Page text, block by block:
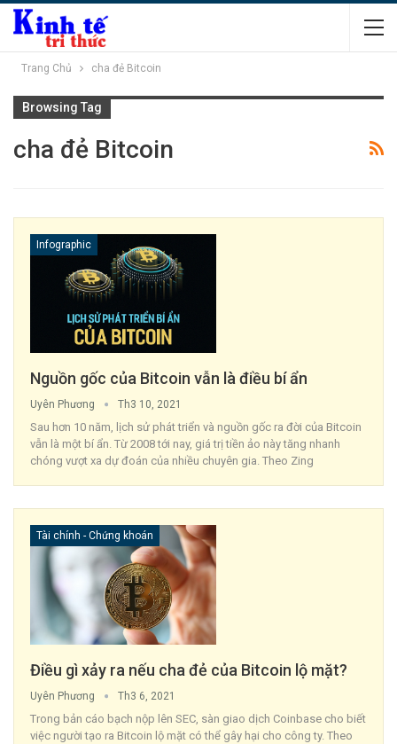
Trang Chủ cha đẻ Bitcoin
Browsing Tag
cha đẻ Bitcoin
Infographic
Nguồn gốc của Bitcoin vẫn là điều bí ẩn
Uyên Phương Th3 10, 2021
Sau hơn 10 năm, lịch sử phát triển và nguồn gốc ra đời của Bitcoin
vẫn là một bí ẩn. Từ 2008 tới nay, giá trị tiền ảo này tăng nhanh
chóng vượt xa dự đoán của nhiều chuyên gia. Theo Zing
Tài chính - Chứng khoán
Điều gì xảy ra nếu cha đẻ của Bitcoin lộ mặt?
Uyên Phương Th3 6, 2021
Trong bản cáo bạch nộp lên SEC, sàn giao dịch Coinbase cho biết
việc người tạo ra Bitcoin lộ mặt có thể gây hại cho công ty. Theo